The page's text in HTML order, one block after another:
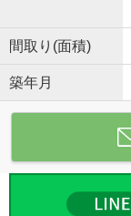
間取り(面積)
築年月